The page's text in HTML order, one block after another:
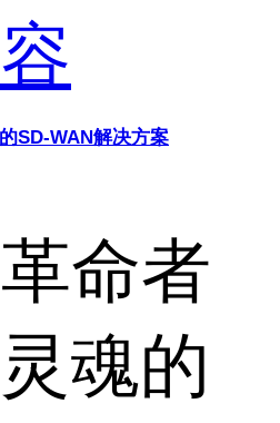
SD-WAN解决方案
命者
魂的